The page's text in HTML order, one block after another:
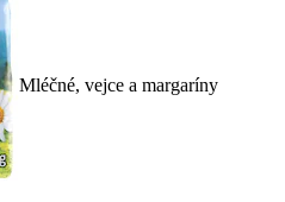
Mléčné, vejce a margaríny